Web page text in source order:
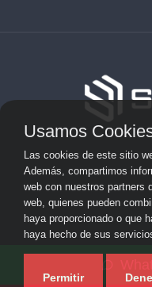
posicionamiento
Usamos
Las cookies de este sitio
Además, compartimos
web con nuestros partners
web, quienes pueden
haya proporcionado o que
haya hecho de sus
Permitir